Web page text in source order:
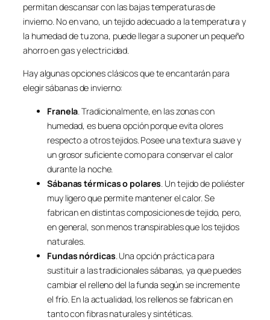
permitan descansar con las bajas temperaturas de
invierno. No en vano, un tejido adecuado a la temperatura y
la humedad de tu zona, puede llegar a suponer un pequeño
ahorro en gas y electricidad.
Hay algunas opciones clásicos que te encantarán para
elegir sábanas de invierno:
Franela . Tradicionalmente, en las zonas con
humedad, es buena opción porque evita olores
respecto a otros tejidos. Posee una textura suave y
un grosor suficiente como para conservar el calor
durante la noche.
Sábanas térmicas o polares . Un tejido de poliéster
muy ligero que permite mantener el calor. Se
fabrican en distintas composiciones de tejido, pero,
en general, son menos transpirables que los tejidos
naturales.
Fundas nórdicas. Una opción práctica para
sustituir a las tradicionales sábanas, ya que puedes
cambiar el relleno del la funda según se incremente
el frío. En la actualidad, los rellenos se fabrican en
tanto con fibras naturales y sintéticas.